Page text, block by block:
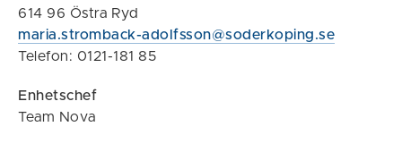
614 96 Östra Ryd
maria.stromback-adolfsson@soderkoping.se
Telefon: 0121-181 85
Enhetschef
Team Nova